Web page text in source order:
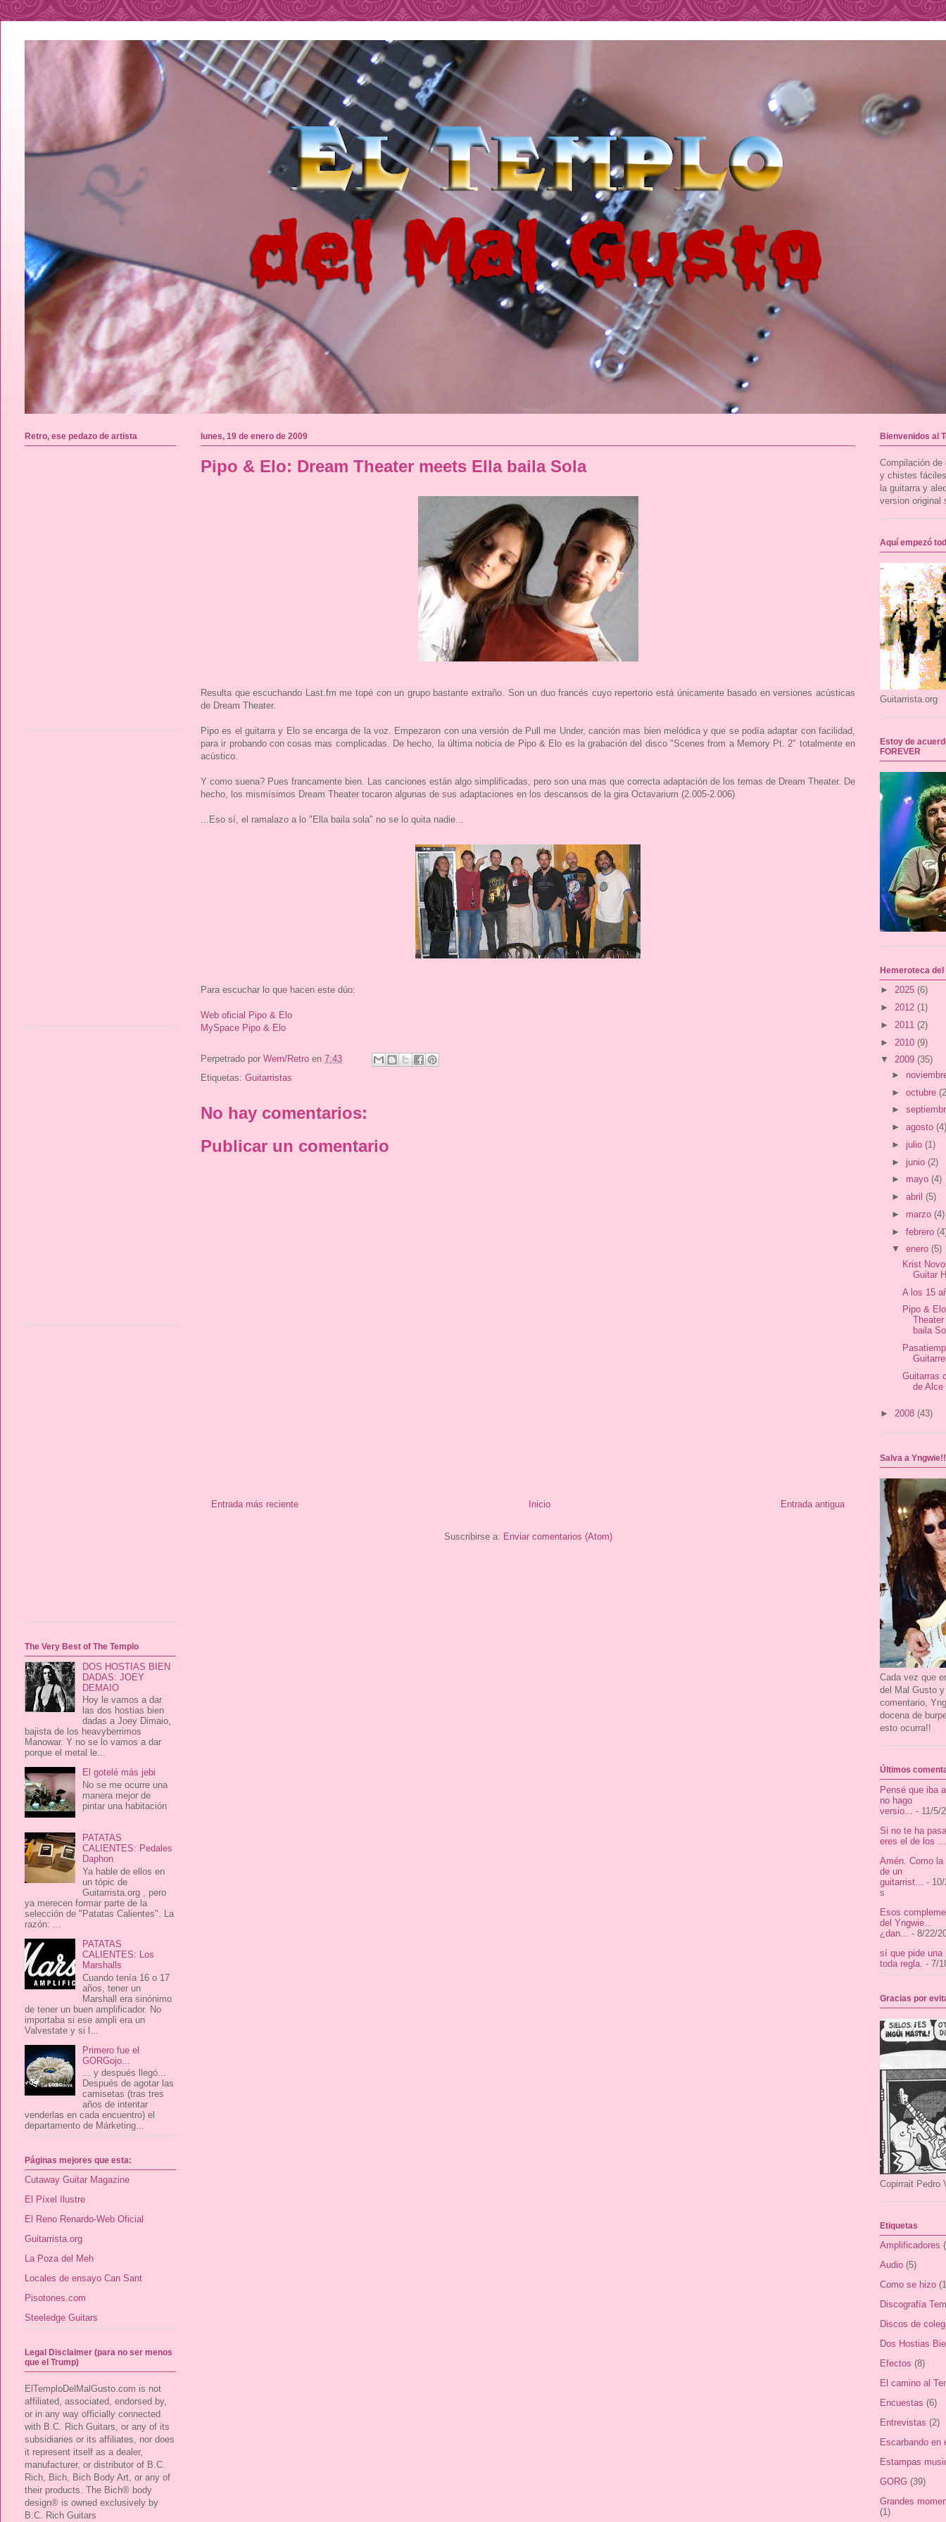
lunes, 19 de enero de 2009
Pipo & Elo: Dream Theater meets Ella baila Sola
Resulta que escuchando Last.fm me topé con un grupo bastante extraño. Son un duo francés cuyo repertorio está únicamente basado en versiones acústicas
de Dream Theater.
Pipo es el guitarra y Elo se encarga de la voz. Empezaron con una versión de Pull me Under, canción mas bien melódica y que se podía adaptar con facilidad,
para ir probando con cosas mas complicadas. De hecho, la última noticia de Pipo & Elo es la grabación del disco "Scenes from a Memory Pt. 2" totalmente en
acústico.
Y como suena? Pues francamente bien. Las canciones están algo simplificadas, pero son una mas que correcta adaptación de los temas de Dream Theater. De
hecho, los mismísimos Dream Theater tocaron algunas de sus adaptaciones en los descansos de la gira Octavarium (2.005-2.006)
...Eso sí, el ramalazo a lo "Ella baila sola" no se lo quita nadie...
Para escuchar lo que hacen este dúo:
Web oficial Pipo & Elo
MySpace Pipo & Elo
Perpetrado por Wern/Retro en 7:43
Etiquetas: Guitarristas
No hay comentarios:
Publicar un comentario
Entrada más reciente Entrada antigua
Inicio
Suscribirse a: Enviar comentarios (Atom)
Retro, ese pedazo de artista
The Very Best of The Templo
DOS HOSTIAS BIEN
DADAS: JOEY
DEMAIO
Hoy le vamos a dar
las dos hostias bien
dadas a Joey Dimaio,
bajista de los heavyberrimos
Manowar. Y no se lo vamos a dar
porque el metal le...
El gotelé más jebi
No se me ocurre una
manera mejor de
pintar una habitación
PATATAS
CALIENTES: Pedales
Daphon
Ya hable de ellos en
un tópic de
Guitarrista.org , pero
ya merecen formar parte de la
selección de "Patatas Calientes". La
razón: ...
PATATAS
CALIENTES: Los
Marshalls
Cuando tenía 16 o 17
años, tener un
Marshall era sinónimo
de tener un buen amplificador. No
importaba si ese ampli era un
Valvestate y si l...
Primero fue el
GORGojo...
... y después llegó...
Después de agotar las
camisetas (tras tres
años de intentar
venderlas en cada encuentro) el
departamento de Márketing...
Páginas mejores que esta:
Cutaway Guitar Magazine
El Píxel Ilustre
El Reno Renardo-Web Oficial
Guitarrista.org
La Poza del Meh
Locales de ensayo Can Sant
Pisotones.com
Steeledge Guitars
Legal Disclaimer (para no ser menos
que el Trump)
ElTemploDelMalGusto.com is not
affiliated, associated, endorsed by,
or in any way officially connected
with B.C. Rich Guitars, or any of its
subsidiaries or its affiliates, nor does
it represent itself as a dealer,
manufacturer, or distributor of B.C.
Rich, Bich, Bich Body Art, or any of
their products. The Bich® body
design® is owned exclusively by
B.C. Rich Guitars
Bienvenidos al
Compilación
y chistes
la guitarra y
version original
Aquí empezó
Guitarrista.org
Estoy de
FOREVER
Hemeroteca del
► 2025 (6)
► 2012 (1)
► 2011 (2)
► 2010 (9)
▼ 2009 (35)
►
► octubre
►
► agosto (4)
► julio (1)
► junio (2)
► mayo (4)
► abril (5)
► marzo (4)
► febrero
▼ enero (5)
Krist
Guitar
A los 15
Pipo &
baila
Guitarras
de Alce
► 2008 (43)
Salva a
Cada vez que
del Mal Gusto
comentario,
docena de
esto ocurra!!
Últimos
Pensé que iba
no hago
versio...
- 11/5/
Si no te ha
eres el de los ...
Amén. Como
de un
guitarrist...
-
s
Esos
del Yngwie...
¿dan...
- 8/22/
sí que pide una
toda regla. - 7/
Gracias por
Copirrait Pedro
Etiquetas
Amplificadores
Audio (5)
Como se hizo
Discografía
Discos de
Dos Hostias
Efectos (8)
El camino al
Encuestas (6)
Entrevistas (2)
Escarbando en
Estampas
GORG (39)
Grandes
(1)